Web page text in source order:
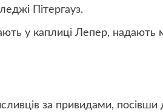
Пітергауз.
у каплиці Лепер, надають
за привидами, посівши